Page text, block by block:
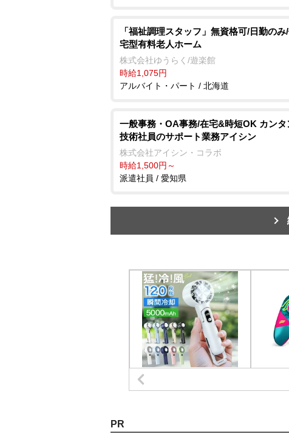
「福祉調理スタッフ」無資格可/日勤のみ
宅型有料老人ホーム
株式会社ゆうらく/遊楽館
時給1,075円
アルバイト・パート / 北海道
一般事務・OA事務/在宅&時短OK カンタ
技術社員のサポート業務アイシン
株式会社アイシン・コラボ
時給1,500円～
派遣社員 / 愛知県
PR